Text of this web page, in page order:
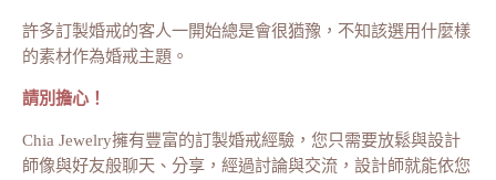
許多訂製婚戒的客人一開始總是會很猶豫，不知該選用什麼樣
的素材作為婚戒主題。
請別擔心！
Chia Jewelry擁有豐富的訂製婚戒經驗，您只需要放鬆與設計
師像與好友般聊天、分享，經過討論與交流，設計師就能依您